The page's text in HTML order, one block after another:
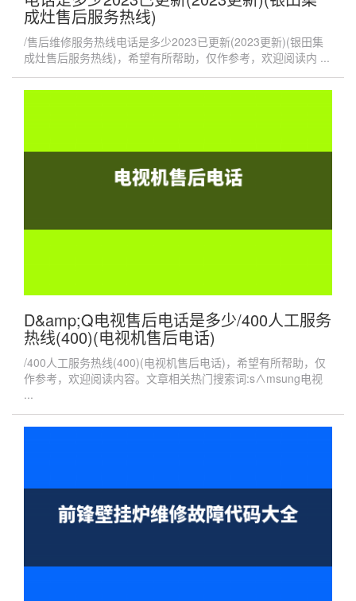
成灶售后服务热线)
/售后维修服务热线电话是多少2023已更新(2023更新)(银田集
成灶售后服务热线)，希望有所帮助，仅作参考，欢迎阅读内 ...
D&amp;Q电视售后电话是多少/400人工服务
热线(400)(电视机售后电话)
/400人工服务热线(400)(电视机售后电话)，希望有所帮助，仅
作参考，欢迎阅读内容。文章相关热门搜索词:s∧msung电视
...